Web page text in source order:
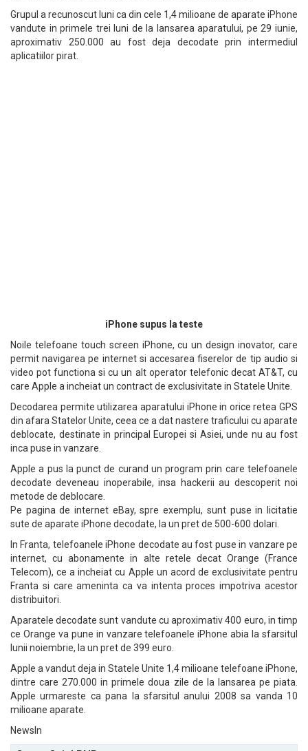
Grupul a recunoscut luni ca din cele 1,4 milioane de aparate iPhone
vandute in primele trei luni de la lansarea aparatului, pe 29 iunie,
aproximativ 250.000 au fost deja decodate prin intermediul
aplicatiilor pirat.
iPhone supus la teste
Noile telefoane touch screen iPhone, cu un design inovator, care
permit navigarea pe internet si accesarea fiserelor de tip audio si
video pot functiona si cu un alt operator telefonic decat AT&T, cu
care Apple a incheiat un contract de exclusivitate in Statele Unite.
Decodarea permite utilizarea aparatului iPhone in orice retea GPS
din afara Statelor Unite, ceea ce a dat nastere traficului cu aparate
deblocate, destinate in principal Europei si Asiei, unde nu au fost
inca puse in vanzare.
Apple a pus la punct de curand un program prin care telefoanele
decodate deveneau inoperabile, insa hackerii au descoperit noi
metode de deblocare.
Pe pagina de internet eBay, spre exemplu, sunt puse in licitatie
sute de aparate iPhone decodate, la un pret de 500-600 dolari.
In Franta, telefoanele iPhone decodate au fost puse in vanzare pe
internet, cu abonamente in alte retele decat Orange (France
Telecom), ce a incheiat cu Apple un acord de exclusivitate pentru
Franta si care ameninta ca va intenta proces impotriva acestor
distribuitori.
Aparatele decodate sunt vandute cu aproximativ 400 euro, in timp
ce Orange va pune in vanzare telefoanele iPhone abia la sfarsitul
lunii noiembrie, la un pret de 399 euro.
Apple a vandut deja in Statele Unite 1,4 milioane telefoane iPhone,
dintre care 270.000 in primele doua zile de la lansarea pe piata.
Apple urmareste ca pana la sfarsitul anului 2008 sa vanda 10
milioane aparate.
NewsIn